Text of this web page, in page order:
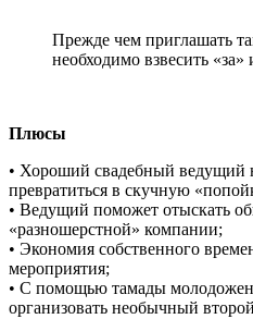
Прежде чем приглашать
необходимо взвесить «за»
Плюсы
• Хороший свадебный ведущий
превратиться в скучную
• Ведущий поможет отыскать
«разношерстной» компании;
• Экономия собственного
мероприятия;
• С помощью тамады
организовать необычный